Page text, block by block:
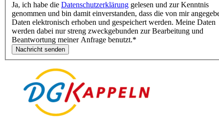
Ja, ich habe die Datenschutzerklärung gelesen und zur Kenntnis
genommen und bin damit einverstanden, dass die von mir
Daten elektronisch erhoben und gespeichert werden. Meine Daten
werden dabei nur streng zweckgebunden zur Bearbeitung und
Beantwortung meiner Anfrage benutzt.*